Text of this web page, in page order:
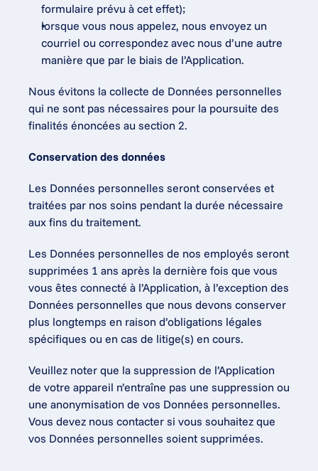
formulaire prévu à cet effet);
lorsque vous nous appelez, nous envoyez un
courriel ou correspondez avec nous d’une autre
manière que par le biais de l’Application.
Nous évitons la collecte de Données personnelles
qui ne sont pas nécessaires pour la poursuite des
finalités énoncées au section 2.
Conservation des données
Les Données personnelles seront conservées et
traitées par nos soins pendant la durée nécessaire
aux fins du traitement.
Les Données personnelles de nos employés seront
supprimées 1 ans après la dernière fois que vous
vous êtes connecté à l’Application, à l’exception des
Données personnelles que nous devons conserver
plus longtemps en raison d’obligations légales
spécifiques ou en cas de litige(s) en cours.
Veuillez noter que la suppression de l’Application
de votre appareil n’entraîne pas une suppression ou
une anonymisation de vos Données personnelles.
Vous devez nous contacter si vous souhaitez que
vos Données personnelles soient supprimées.